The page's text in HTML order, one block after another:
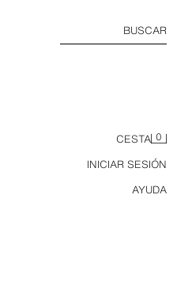
BUSCAR
CESTA 0
INICIAR SESIÓN
AYUDA